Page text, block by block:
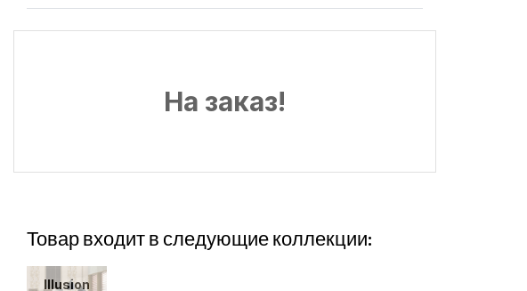
На заказ!
Товар входит в следующие коллекции:
Illusion